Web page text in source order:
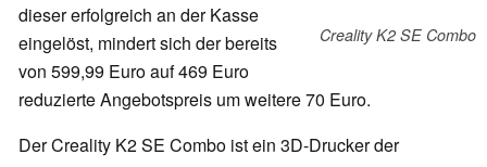
Creality K2 SE Combo
dieser erfolgreich an der Kasse
eingelöst, mindert sich der bereits
von 599,99 Euro auf 469 Euro
reduzierte Angebotspreis um weitere 70 Euro.
Der Creality K2 SE Combo ist ein 3D-Drucker der